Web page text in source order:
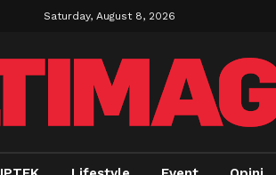
Saturday, August 8, 2026